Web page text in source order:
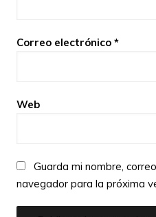
Correo electrónico *
Web
Guarda mi nombre,
navegador para la próxima